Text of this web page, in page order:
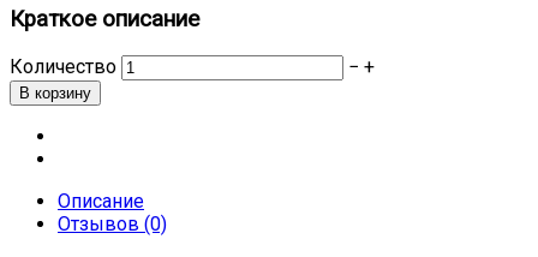
Краткое описание
Количество − +
Описание
Отзывов (0)